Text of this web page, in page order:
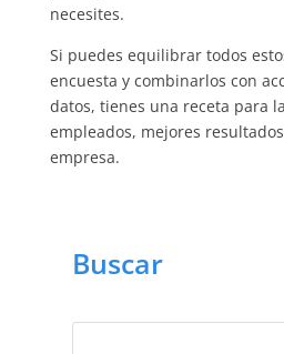
necesites.
Si puedes equilibrar todos
encuesta y combinarlos con
datos, tienes una receta para
empleados, mejores
empresa.
Buscar